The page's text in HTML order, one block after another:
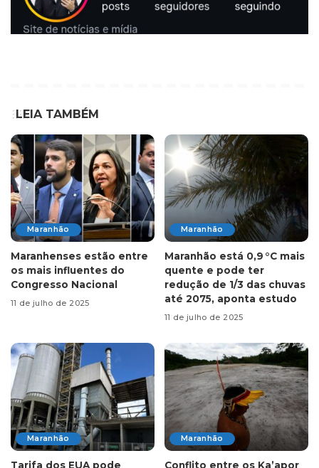
LEIA TAMBÉM
Maranhão
Maranhenses estão entre
os mais influentes do
Congresso Nacional
11 de julho de 2025
Maranhão
Maranhão está 0,9 °C mais
quente e pode ter
redução de 1/3 das chuvas
até 2075, aponta estudo
11 de julho de 2025
Maranhão
Tarifa dos EUA pode
Maranhão
Conflito entre os Ka’apor